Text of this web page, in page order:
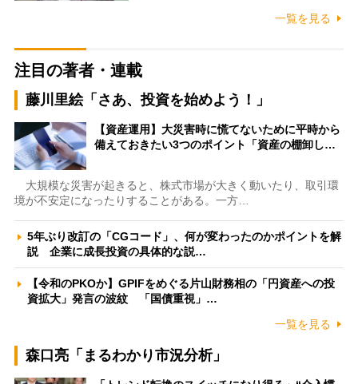
一覧を見る
注目の著者・連載
藤川里絵「さあ、投資を始めよう！」
【資産運用】大災害時に慌てないために平時から
備えておきたい3つのポイント「資産の棚卸し…
大規模な災害が起きると、株式市場が大きく動いたり、取引環
境が不安定になったりすることがある。一方…
5年ぶり改訂の「CGコード」、何が変わったのかポイントを解
説 企業に成長投資の具体的な説…
【令和のPKOか】GPIFをめぐる片山財務相の「円資産への投
資拡大」発言の波紋 「国債重視」…
一覧を見る
森口亮「まるわかり市況分析」